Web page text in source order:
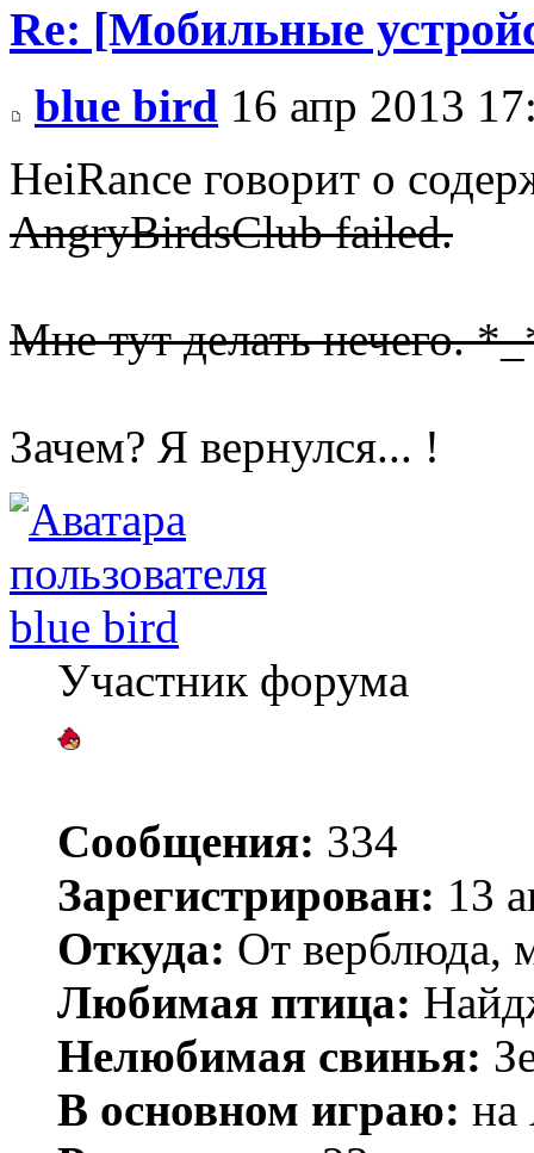
Re: [Мобильные
blue bird 16 апр 2013
HeiRance говорит о
AngryBirdsClub failed.
Мне тут делать нечего.
Зачем? Я вернулся... !
blue bird
Участник форума
Сообщения: 334
Зарегистрирован: 13
Откуда: От верблюда,
Любимая птица:
Нелюбимая свинья:
В основном играю: на